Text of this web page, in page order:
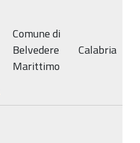
Comune di
Belvedere
Marittimo
Calabria